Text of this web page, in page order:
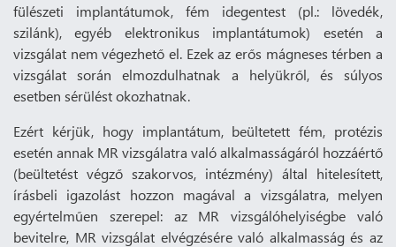
fülészeti implantátumok, fém idegentest (pl.: lövedék,
szilánk), egyéb elektronikus implantátumok) esetén a
vizsgálat nem végezhető el. Ezek az erős mágneses térben a
vizsgálat során elmozdulhatnak a helyükről, és súlyos
esetben sérülést okozhatnak.
Ezért kérjük, hogy implantátum, beültetett fém, protézis
esetén annak MR vizsgálatra való alkalmasságáról hozzáértő
(beültetést végző szakorvos, intézmény) által hitelesített,
írásbeli igazolást hozzon magával a vizsgálatra, melyen
egyértelműen szerepel: az MR vizsgálóhelyiségbe való
bevitelre, MR vizsgálat elvégzésére való alkalmasság és az